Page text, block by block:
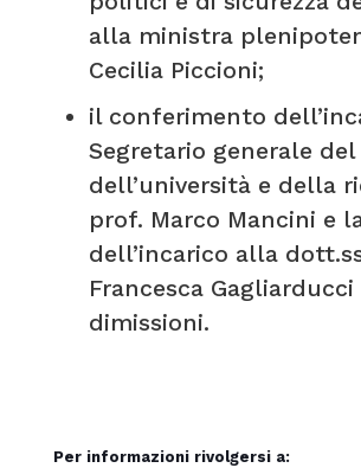
alla ministra
Cecilia Piccioni;
il conferimento
Segretario generale
dell’università e della
prof. Marco Mancini e
dell’incarico alla
Francesca Gagliarducci
dimissioni.
Per informazioni rivolgersi a: